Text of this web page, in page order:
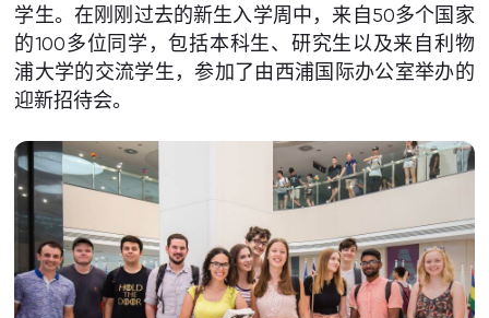
关于我们
学生。在刚刚过去的新生入学周中，来自50多个国家
的100多位同学，包括本科生、研究生以及来自利物
浦大学的交流学生，参加了由西浦国际办公室举办的
迎新招待会。